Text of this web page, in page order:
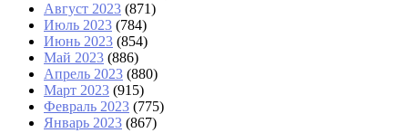
Август 2023 (871)
Июль 2023 (784)
Июнь 2023 (854)
Май 2023 (886)
Апрель 2023 (880)
Март 2023 (915)
Февраль 2023 (775)
Январь 2023 (867)